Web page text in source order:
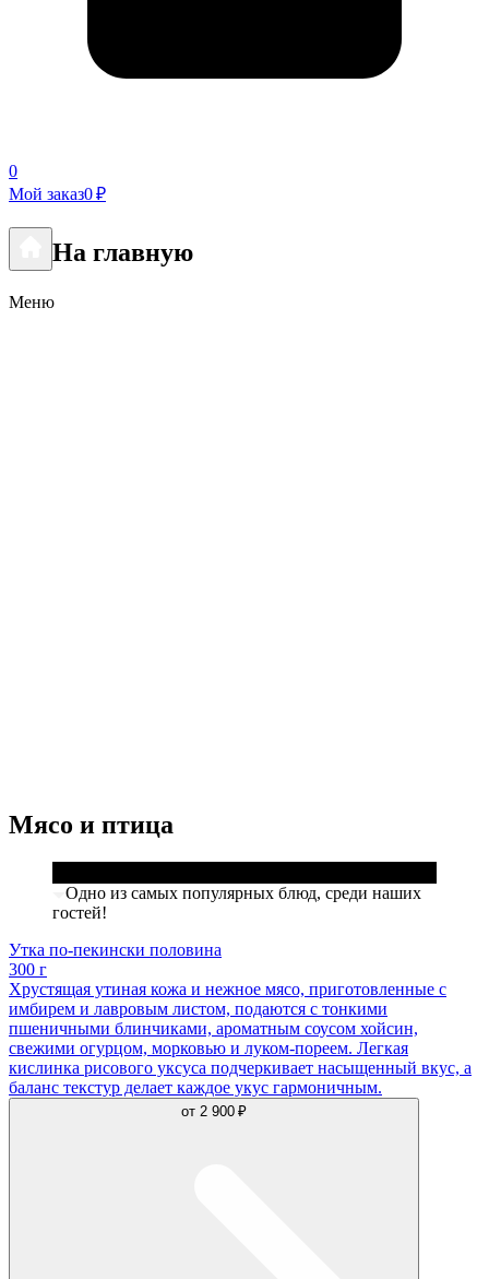
0
Мой заказ0 ₽
На главную
Меню
Мясо и птица
Одно из самых популярных блюд, среди наших
гостей!
Утка по-пекински половина
300 г
Хрустящая утиная кожа и нежное мясо, приготовленные с
имбирем и лавровым листом, подаются с тонкими
пшеничными блинчиками, ароматным соусом хойсин,
свежими огурцом, морковью и луком-пореем. Легкая
кислинка рисового уксуса подчеркивает насыщенный вкус, а
баланс текстур делает каждое укус гармоничным.
от 2 900 ₽